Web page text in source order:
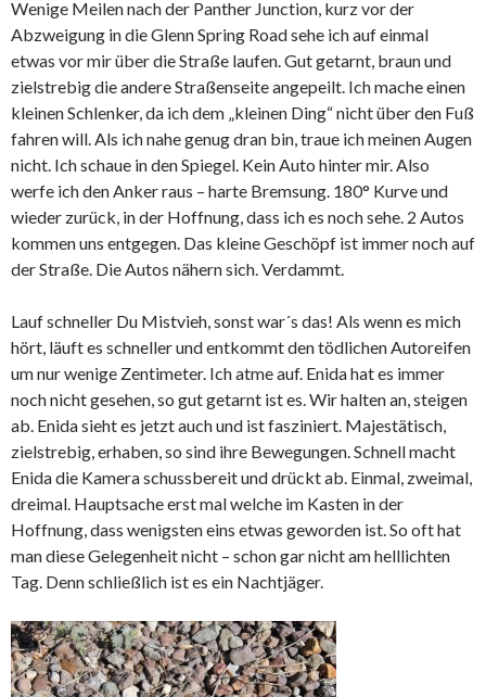
Wenige Meilen nach der Panther Junction, kurz vor der
Abzweigung in die Glenn Spring Road sehe ich auf einmal
etwas vor mir über die Straße laufen. Gut getarnt, braun und
zielstrebig die andere Straßenseite angepeilt. Ich mache einen
kleinen Schlenker, da ich dem „kleinen Ding“ nicht über den Fuß
fahren will. Als ich nahe genug dran bin, traue ich meinen Augen
nicht. Ich schaue in den Spiegel. Kein Auto hinter mir. Also
werfe ich den Anker raus – harte Bremsung. 180° Kurve und
wieder zurück, in der Hoffnung, dass ich es noch sehe. 2 Autos
kommen uns entgegen. Das kleine Geschöpf ist immer noch auf
der Straße. Die Autos nähern sich. Verdammt.
Lauf schneller Du Mistvieh, sonst war´s das! Als wenn es mich
hört, läuft es schneller und entkommt den tödlichen Autoreifen
um nur wenige Zentimeter. Ich atme auf. Enida hat es immer
noch nicht gesehen, so gut getarnt ist es. Wir halten an, steigen
ab. Enida sieht es jetzt auch und ist fasziniert. Majestätisch,
zielstrebig, erhaben, so sind ihre Bewegungen. Schnell macht
Enida die Kamera schussbereit und drückt ab. Einmal, zweimal,
dreimal. Hauptsache erst mal welche im Kasten in der
Hoffnung, dass wenigsten eins etwas geworden ist. So oft hat
man diese Gelegenheit nicht – schon gar nicht am helllichten
Tag. Denn schließlich ist es ein Nachtjäger.